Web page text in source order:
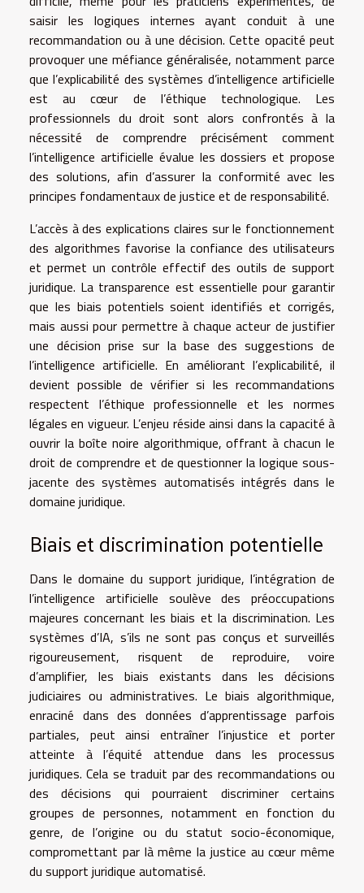
saisir les logiques internes ayant conduit à une
recommandation ou à une décision. Cette opacité peut
provoquer une méfiance généralisée, notamment parce
que l’explicabilité des systèmes d’intelligence artificielle
est au cœur de l’éthique technologique. Les
professionnels du droit sont alors confrontés à la
nécessité de comprendre précisément comment
l’intelligence artificielle évalue les dossiers et propose
des solutions, afin d’assurer la conformité avec les
principes fondamentaux de justice et de responsabilité.
L’accès à des explications claires sur le fonctionnement
des algorithmes favorise la confiance des utilisateurs
et permet un contrôle effectif des outils de support
juridique. La transparence est essentielle pour garantir
que les biais potentiels soient identifiés et corrigés,
mais aussi pour permettre à chaque acteur de justifier
une décision prise sur la base des suggestions de
l’intelligence artificielle. En améliorant l’explicabilité, il
devient possible de vérifier si les recommandations
respectent l’éthique professionnelle et les normes
légales en vigueur. L’enjeu réside ainsi dans la capacité à
ouvrir la boîte noire algorithmique, offrant à chacun le
droit de comprendre et de questionner la logique sous-
jacente des systèmes automatisés intégrés dans le
domaine juridique.
Biais et discrimination potentielle
Dans le domaine du support juridique, l’intégration de
l’intelligence artificielle soulève des préoccupations
majeures concernant les biais et la discrimination. Les
systèmes d’IA, s’ils ne sont pas conçus et surveillés
rigoureusement, risquent de reproduire, voire
d’amplifier, les biais existants dans les décisions
judiciaires ou administratives. Le biais algorithmique,
enraciné dans des données d’apprentissage parfois
partiales, peut ainsi entraîner l’injustice et porter
atteinte à l’équité attendue dans les processus
juridiques. Cela se traduit par des recommandations ou
des décisions qui pourraient discriminer certains
groupes de personnes, notamment en fonction du
genre, de l’origine ou du statut socio-économique,
compromettant par là même la justice au cœur même
du support juridique automatisé.